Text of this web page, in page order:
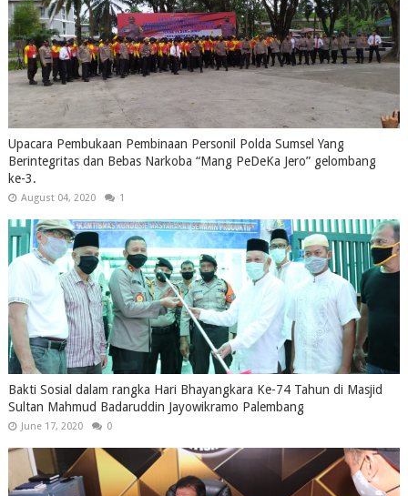
Upacara Pembukaan Pembinaan Personil Polda Sumsel Yang
Berintegritas dan Bebas Narkoba “Mang PeDeKa Jero” gelombang
ke-3.
August 04, 2020 1
Bakti Sosial dalam rangka Hari Bhayangkara Ke-74 Tahun di Masjid
Sultan Mahmud Badaruddin Jayowikramo Palembang
June 17, 2020 0